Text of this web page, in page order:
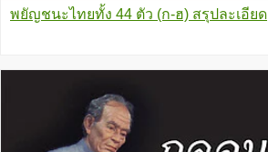
พยัญชนะไทยทั้ง 44 ตัว (ก-ฮ) สรุปละเอียด